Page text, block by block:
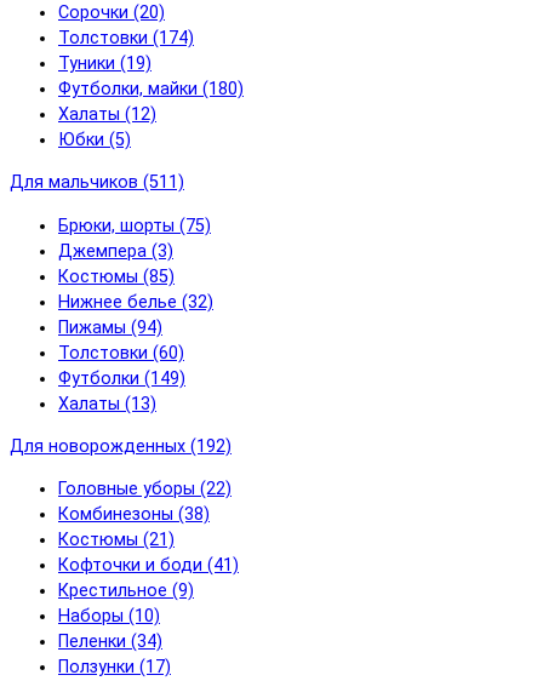
Сорочки (20)
Толстовки (174)
Туники (19)
Футболки, майки (180)
Халаты (12)
Юбки (5)
Для мальчиков (511)
Брюки, шорты (75)
Джемпера (3)
Костюмы (85)
Нижнее белье (32)
Пижамы (94)
Толстовки (60)
Футболки (149)
Халаты (13)
Для новорожденных (192)
Головные уборы (22)
Комбинезоны (38)
Костюмы (21)
Кофточки и боди (41)
Крестильное (9)
Наборы (10)
Пеленки (34)
Ползунки (17)